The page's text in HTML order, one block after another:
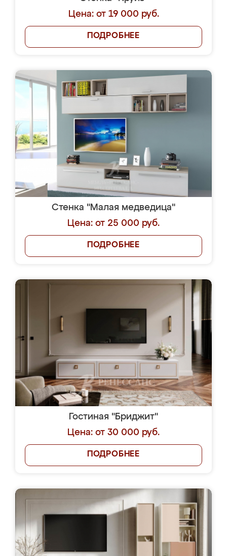
Цена: от 19 000 руб.
ПОДРОБНЕЕ
Стенка "Малая медведица"
Цена: от 25 000 руб.
ПОДРОБНЕЕ
Гостиная "Бриджит"
Цена: от 30 000 руб.
ПОДРОБНЕЕ